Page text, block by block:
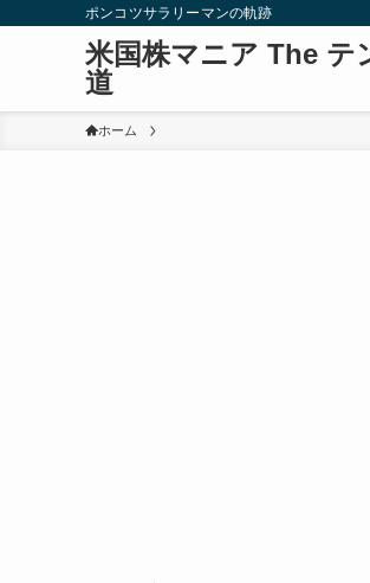
ポンコツサラリーマンの軌跡
米国株マニア The テ
道
ホーム